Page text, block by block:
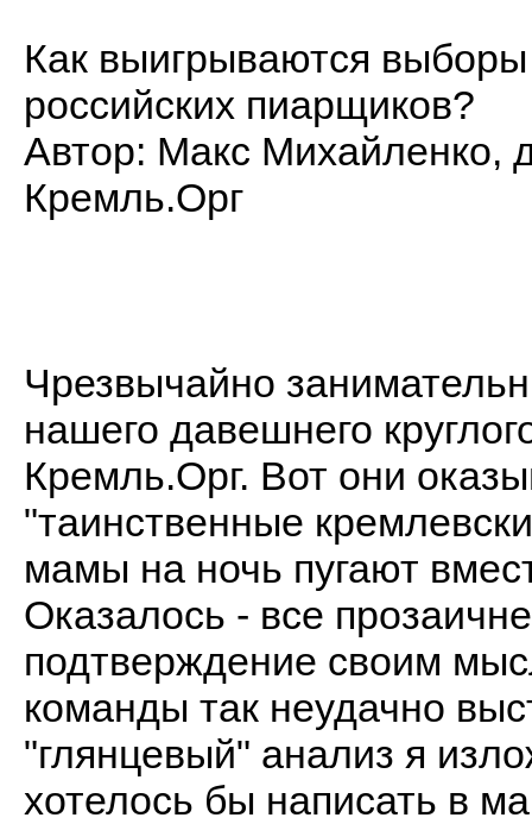
Как выигрываются
российских пиарщиков?
Автор: Макс Михайленко,
Кремль.Орг
Чрезвычайно
нашего давешнего
Кремль.Орг. Вот они
"таинственные
мамы на ночь пугают
Оказалось - все
подтверждение своим
команды так неудачно
"глянцевый" анализ я
хотелось бы написать в